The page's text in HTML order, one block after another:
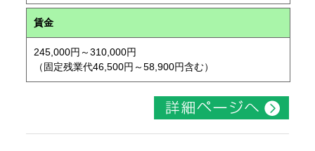
賃金
245,000円～310,000円
（固定残業代46,500円～58,900円含む）